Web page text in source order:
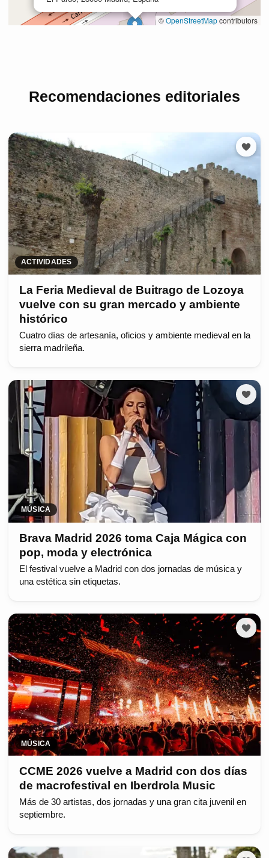
Recomendaciones editoriales
ACTIVIDADES
La Feria Medieval de Buitrago de Lozoya
vuelve con su gran mercado y ambiente
histórico
Cuatro días de artesanía, oficios y ambiente medieval en la
sierra madrileña.
MÚSICA
Brava Madrid 2026 toma Caja Mágica con
pop, moda y electrónica
El festival vuelve a Madrid con dos jornadas de música y
una estética sin etiquetas.
MÚSICA
CCME 2026 vuelve a Madrid con dos días
de macrofestival en Iberdrola Music
Más de 30 artistas, dos jornadas y una gran cita juvenil en
septiembre.